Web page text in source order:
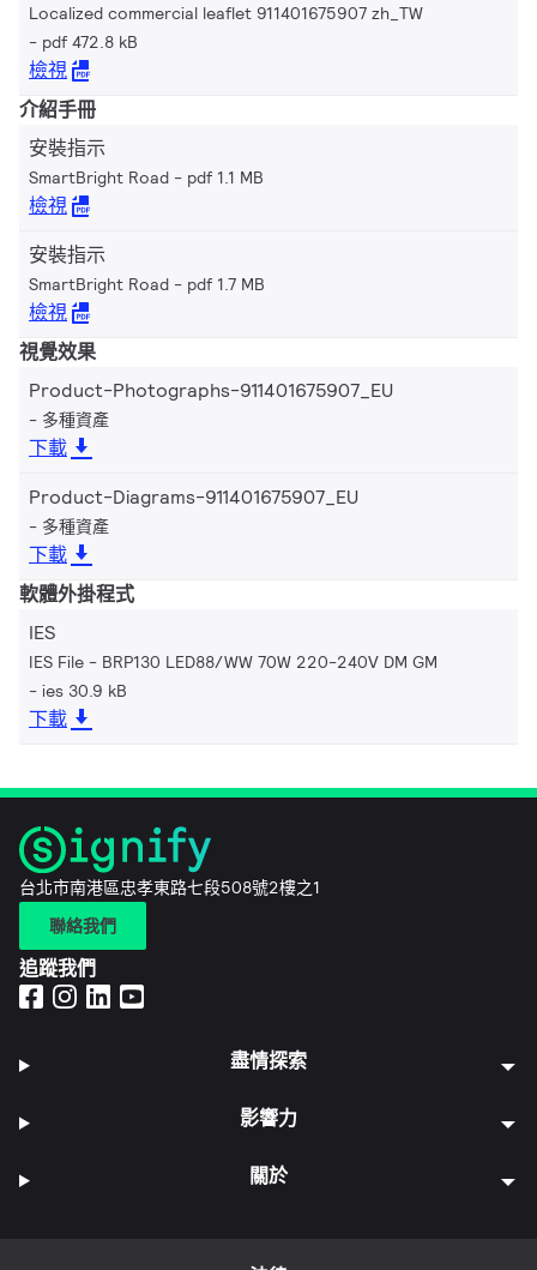
Localized commercial leaflet 911401675907 zh_TW
pdf 472.8 kB
檢視
介紹手冊
安裝指示
SmartBright Road pdf 1.1 MB
檢視
安裝指示
SmartBright Road pdf 1.7 MB
檢視
視覺效果
Product-Photographs-911401675907_EU
多種資產
下載
Product-Diagrams-911401675907_EU
多種資產
下載
軟體外掛程式
IES
IES File - BRP130 LED88/WW 70W 220-240V DM GM
ies 30.9 kB
下載
台北市南港區忠孝東路七段508號2樓之1
聯絡我們
追蹤我們
盡情探索
影響力
關於